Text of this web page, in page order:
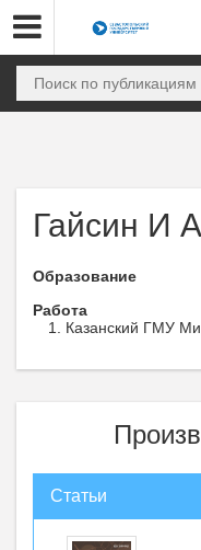
Гайсин И А
Образование
Работа
Казанский ГМУ
Статьи